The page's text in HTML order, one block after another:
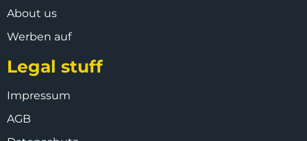
About us
Werben auf
Legal stuff
Impressum
AGB